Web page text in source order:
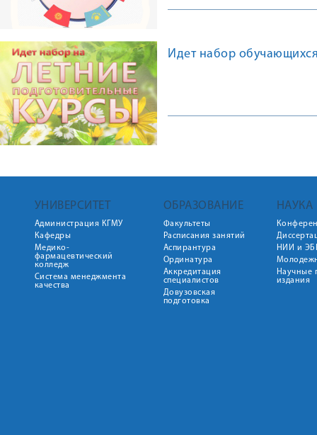
Идет набор
УНИВЕРСИТЕТ
Администрация КГМУ
Кафедры
Медико-
фармацевтический
колледж
Система менеджмента
качества
ОБРАЗОВАНИЕ
Факультеты
Расписания занятий
Аспирантура
Ординатура
Аккредитация
специалистов
Довузовская
подготовка
НАУКА
НИИ и
Научные
издания